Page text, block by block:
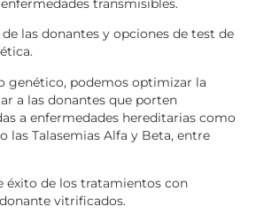
transmisibles.
de las donantes y opciones de test de
genético, podemos optimizar la
a las donantes que porten
a enfermedades hereditarias como
las Talasemias Alfa y Beta, entre
éxito de los tratamientos con
vitrificados.